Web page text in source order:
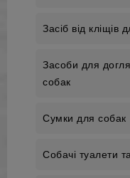
Засіб від кліщів
Засоби для
собак
Сумки для собак
Собачі туалети